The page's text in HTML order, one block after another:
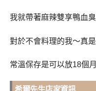
我就帶著麻辣雙享鴨血
對於不會料理的我～真
常溫保存是可以放18個
希爾先生店家資訊